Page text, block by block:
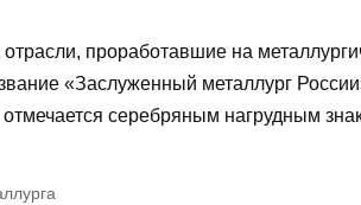
проработавшие на
«Заслуженный металлург
отмечается серебряным нагрудным